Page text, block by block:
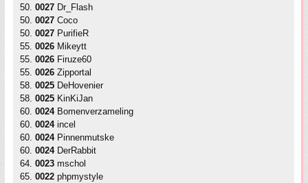
50. 0027 Dr_Flash
50. 0027 Coco
50. 0027 PurifieR
55. 0026 Mikeytt
55. 0026 Firuze60
55. 0026 Zipportal
58. 0025 DeHovenier
58. 0025 KinKiJan
60. 0024Bomenverzameling
60. 0024incel
60. 0024Pinnenmutske
60. 0024DerRabbit
64. 0023 mschol
65. 0022 phpmystyle